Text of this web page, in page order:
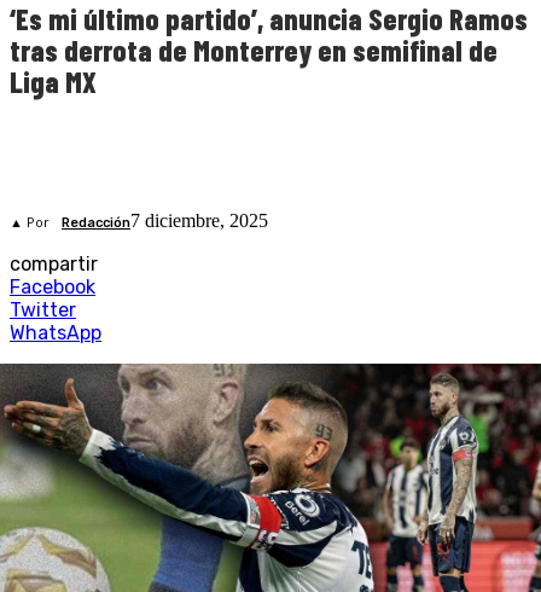
‘Es mi último partido’, anuncia Sergio Ramos
tras derrota de Monterrey en semifinal de
Liga MX
▲ Por Redacción7 diciembre, 2025
compartir
Facebook
Twitter
WhatsApp